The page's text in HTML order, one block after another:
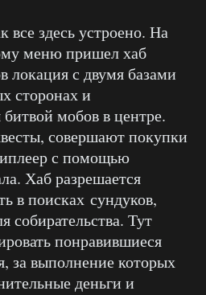
здесь устроено. На
меню пришел хаб
с двумя базами
сторонах и
мобов в центре.
совершают покупки
с помощью
Хаб разрешается
в поисках сундуков,
собирательства. Тут
понравившиеся
за выполнение которых
деньги и